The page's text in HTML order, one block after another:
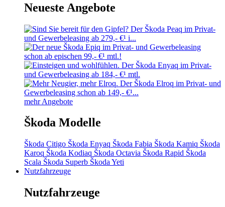
Neueste Angebote
mehr Angebote
Škoda Modelle
Škoda Citigo Škoda Enyaq Škoda Fabia Škoda Kamiq Škoda
Karoq Škoda Kodiaq Škoda Octavia Škoda Rapid Škoda
Scala Škoda Superb Škoda Yeti
Nutzfahrzeuge
Nutzfahrzeuge